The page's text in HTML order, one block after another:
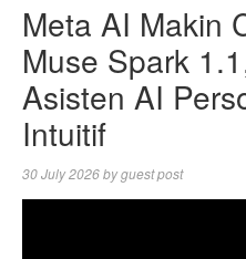
Meta AI Makin
Muse Spark
Asisten AI
Intuitif
30 July 2026byguest post